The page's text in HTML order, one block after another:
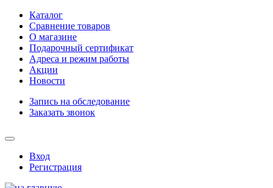
Каталог
Сравнение товаров
О магазине
Подарочный сертификат
Адреса и режим работы
Акции
Новости
Запись на обследование
Заказать звонок
Вход
Регистрация